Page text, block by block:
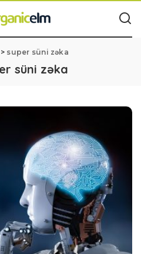
> super süni zəka
süni zəka